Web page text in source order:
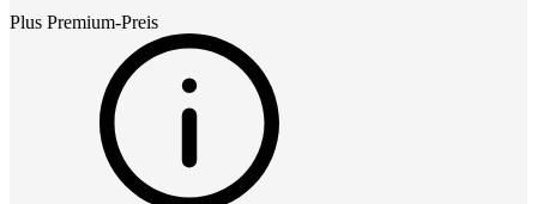
Plus Premium-Preis